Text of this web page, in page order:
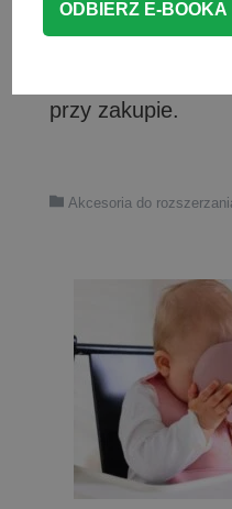
Sprawdź, jaki
przy zakupie.
Akcesoria do